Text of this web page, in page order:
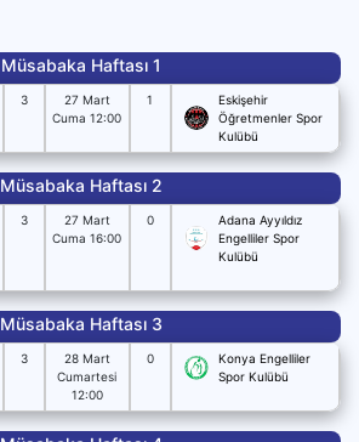
Müsabaka Haftası 1
3
27 Mart
Cuma 12:00
1
Eskişehir
Öğretmenler Spor
Kulübü
Müsabaka Haftası 2
3
27 Mart
Cuma 16:00
0
Adana Ayyıldız
Engelliler Spor
Kulübü
Müsabaka Haftası 3
3
28 Mart
Cumartesi
12:00
0
Konya Engelliler
Spor Kulübü